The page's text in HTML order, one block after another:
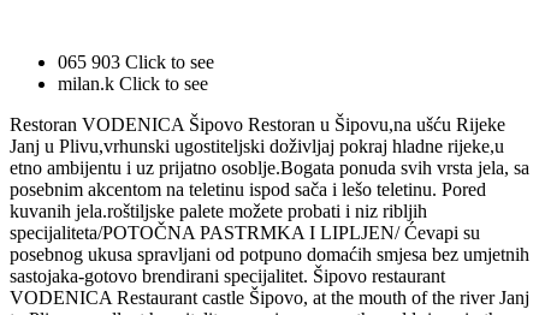
065 903 Click to see
milan.k Click to see
Restoran VODENICA Šipovo Restoran u Šipovu,na ušću Rijeke
Janj u Plivu,vrhunski ugostiteljski doživljaj pokraj hladne rijeke,u
etno ambijentu i uz prijatno osoblje.Bogata ponuda svih vrsta jela, sa
posebnim akcentom na teletinu ispod sača i lešo teletinu. Pored
kuvanih jela.roštiljske palete možete probati i niz ribljih
specijaliteta/POTOČNA PASTRMKA I LIPLJEN/ Ćevapi su
posebnog ukusa spravljani od potpuno domaćih smjesa bez umjetnih
sastojaka-gotovo brendirani specijalitet. Šipovo restaurant
VODENICA Restaurant castle Šipovo, at the mouth of the river Janj